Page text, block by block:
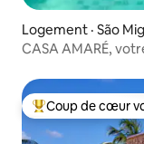
Logement · São
CASA AMARÉ,
Coup de cœur
Coup de cœur